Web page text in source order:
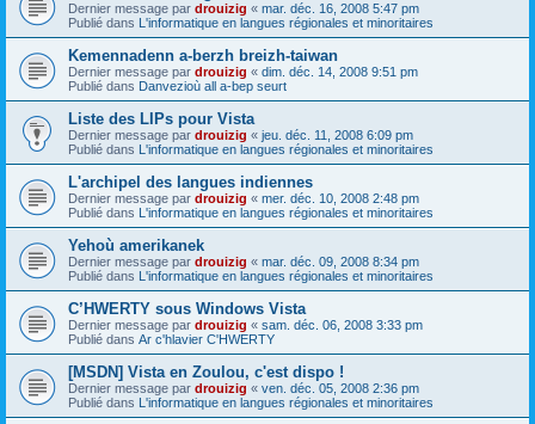
Dernier message par drouizig « mar. déc. 16, 2008 5:47 pm
Publié dans L'informatique en langues régionales et minoritaires
Kemennadenn a-berzh breizh-taiwan
Dernier message par drouizig « dim. déc. 14, 2008 9:51 pm
Publié dans Danvezioù all a-bep seurt
Liste des LIPs pour Vista
Dernier message par drouizig « jeu. déc. 11, 2008 6:09 pm
Publié dans L'informatique en langues régionales et minoritaires
L'archipel des langues indiennes
Dernier message par drouizig « mer. déc. 10, 2008 2:48 pm
Publié dans L'informatique en langues régionales et minoritaires
Yehoù amerikanek
Dernier message par drouizig « mar. déc. 09, 2008 8:34 pm
Publié dans L'informatique en langues régionales et minoritaires
C’HWERTY sous Windows Vista
Dernier message par drouizig « sam. déc. 06, 2008 3:33 pm
Publié dans Ar c'hlavier C'HWERTY
[MSDN] Vista en Zoulou, c'est dispo !
Dernier message par drouizig « ven. déc. 05, 2008 2:36 pm
Publié dans L'informatique en langues régionales et minoritaires